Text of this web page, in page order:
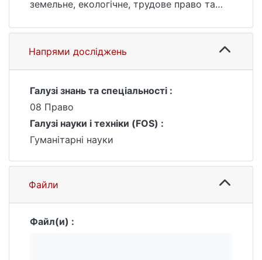
https://ir.library.knu.ua/handle/15071834/5411
земельне, екологічне, трудове право та
та перспективи розвитку в Україні :
матеріали конф. Київ, 2021. URL:
https://ir.library.knu.ua/handle/15071834/5411
Напрями досліджень
Галузі знань та спеціальності :
08 Право
Галузі науки і техніки (FOS) :
Гуманітарні науки
Файли
Файл(и) :